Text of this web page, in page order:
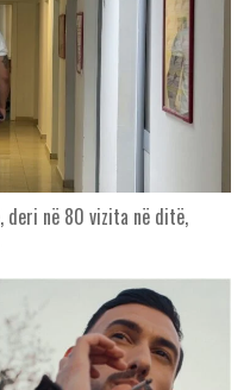
deri në 80 vizita në ditë,